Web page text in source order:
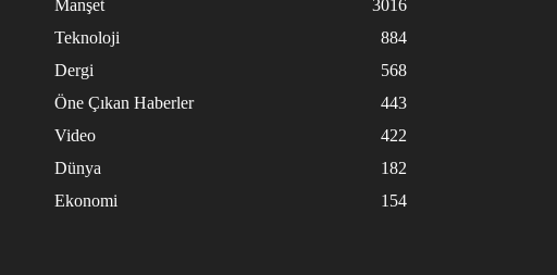
Manşet
3016
Teknoloji
884
Dergi
568
Öne Çıkan Haberler
443
Video
422
Dünya
182
Ekonomi
154